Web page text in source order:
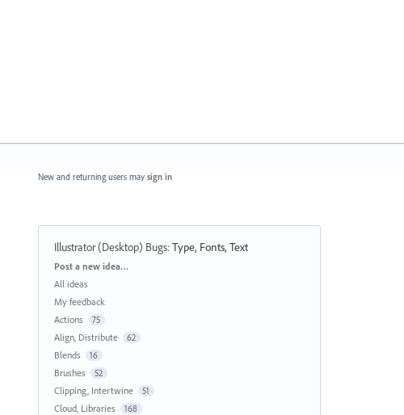
New and returning users may sign in
Illustrator (Desktop) Bugs:Type, Fonts, Text
Categories
Post a new idea…
All ideas
My feedback
Actions
75
Align, Distribute 62
Blends 16
Brushes 52
Clipping, Intertwine 51
Cloud, Libraries 168